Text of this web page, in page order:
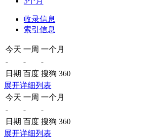
收录信息
索引信息
今天 一周 一个月
-
-
-
日期 百度 搜狗 360
展开详细列表
今天 一周 一个月
-
-
-
日期 百度 搜狗 360
展开详细列表